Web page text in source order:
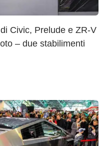
Civic, Prelude e ZR-V
– due stabilimenti